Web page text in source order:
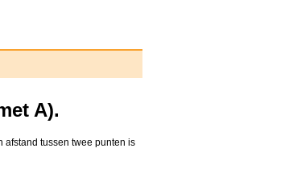
A).
afstand tussen twee punten is